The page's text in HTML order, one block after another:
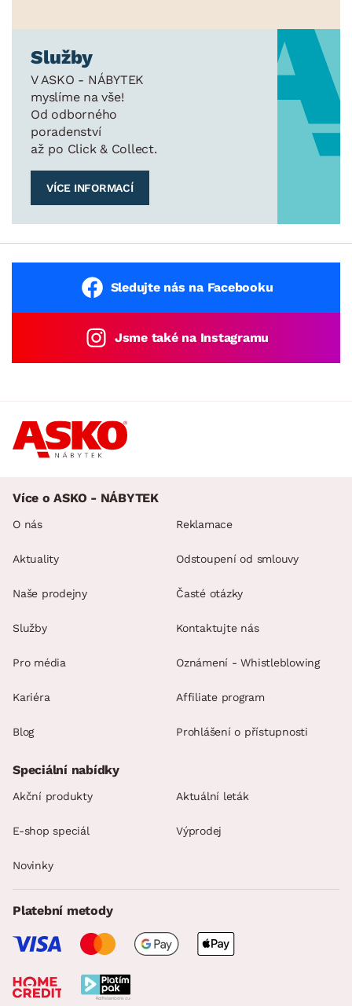
Služby
V ASKO - NÁBYTEK
myslíme na vše!
Od odborného
poradenství
až po Click & Collect.
VÍCE INFORMACÍ
Sledujte nás na Facebooku
Jsme také na Instagramu
Více o ASKO - NÁBYTEK
O nás
Aktuality
Naše prodejny
Služby
Pro média
Kariéra
Blog
Reklamace
Odstoupení od smlouvy
Časté otázky
Kontaktujte nás
Oznámení - Whistleblowing
Affiliate program
Prohlášení o přístupnosti
Speciální nabídky
Akční produkty Aktuální leták
E-shop speciál Výprodej
Novinky
Platební metody